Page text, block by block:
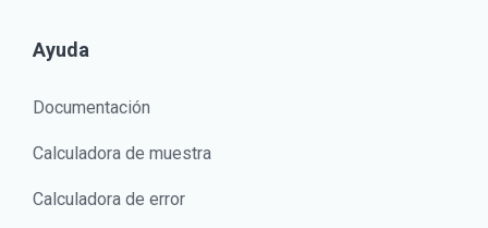
Ayuda
Documentación
Calculadora de muestra
Calculadora de error